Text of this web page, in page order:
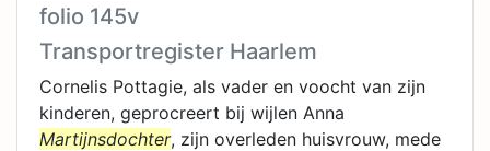
folio 145v
Transportregister Haarlem
Cornelis Pottagie, als vader en voocht van zijn
kinderen, geprocreert bij wijlen Anna
Martijnsdochter, zijn overleden huisvrouw, mede